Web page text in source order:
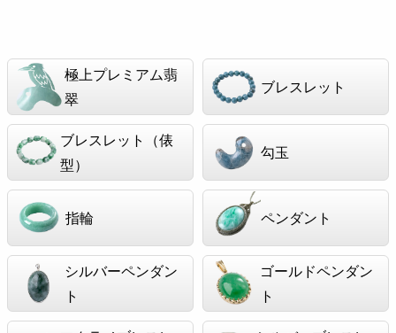
極上プレミアム翡
翠
ブレスレット
ブレスレット（俵
型）
勾玉
指輪 ペンダント
シルバーペンダン
ト
ゴールドペンダン
ト